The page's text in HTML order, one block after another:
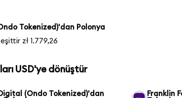
Tokenized)'dan Polonya
zł 1.779,26
USD'ye dönüştür
(Ondo Tokenized)'dan
Franklin